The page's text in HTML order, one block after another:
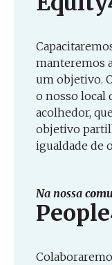
manteremos
um objetivo.
o nosso local
acolhedor,
objetivo
igualdade de
Na nossa